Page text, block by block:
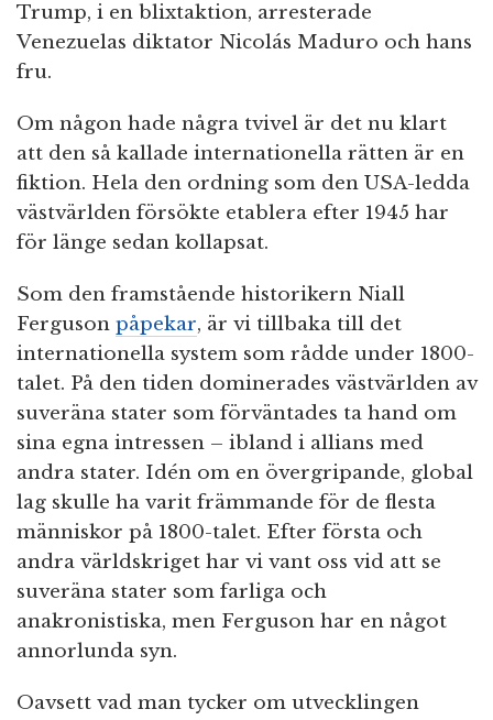
Trump, i en blixtaktion, arresterade
Venezuelas diktator Nicolás Maduro och hans
fru.
Om någon hade några tvivel är det nu klart
att den så kallade internationella rätten är en
fiktion. Hela den ordning som den USA-ledda
västvärlden försökte etablera efter 1945 har
för länge sedan kollapsat.
Som den framstående historikern Niall
Ferguson påpekar, är vi tillbaka till det
internationella system som rådde under 1800-
talet. På den tiden dominerades västvärlden av
suveräna stater som förväntades ta hand om
sina egna intressen – ibland i allians med
andra stater. Idén om en övergripande, global
lag skulle ha varit främmande för de flesta
människor på 1800-talet. Efter första och
andra världskriget har vi vant oss vid att se
suveräna stater som farliga och
anakronistiska, men Ferguson har en något
annorlunda syn.
Oavsett vad man tycker om utvecklingen